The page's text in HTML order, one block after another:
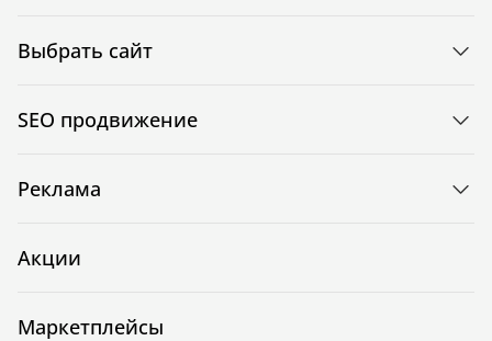
Выбрать сайт
SEO продвижение
Реклама
Акции
Маркетплейсы